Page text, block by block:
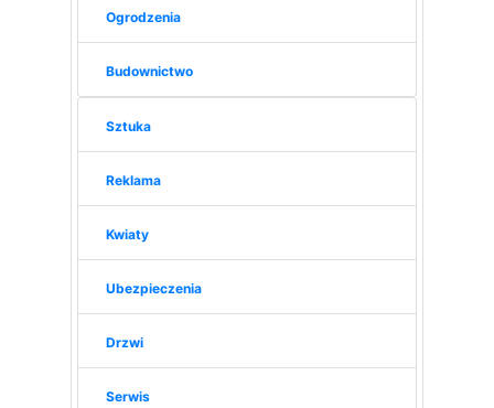
Ogrodzenia
Budownictwo
Sztuka
Reklama
Kwiaty
Ubezpieczenia
Drzwi
Serwis